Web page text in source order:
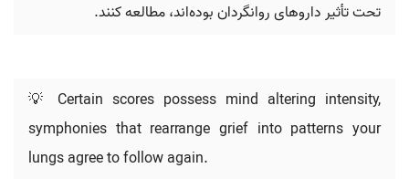
تحت تأثیر داروهای روانگردان بوده‌اند، مطالعه کنند.
💡 Certain scores possess mind altering intensity,
symphonies that rearrange grief into patterns your
lungs agree to follow again.